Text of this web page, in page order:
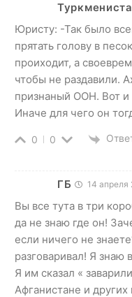
Юристу: -Так было
прятать голову в
проиходит, а
чтобы не раздавили.
признаный ООН. Вот и
Иначе для чего он
0 0
ГБ 14 апреля
Вы все тута в три
да не знаю где он!
если ничего не
разговаривал! Я
Я им сказал «
Афганистане и